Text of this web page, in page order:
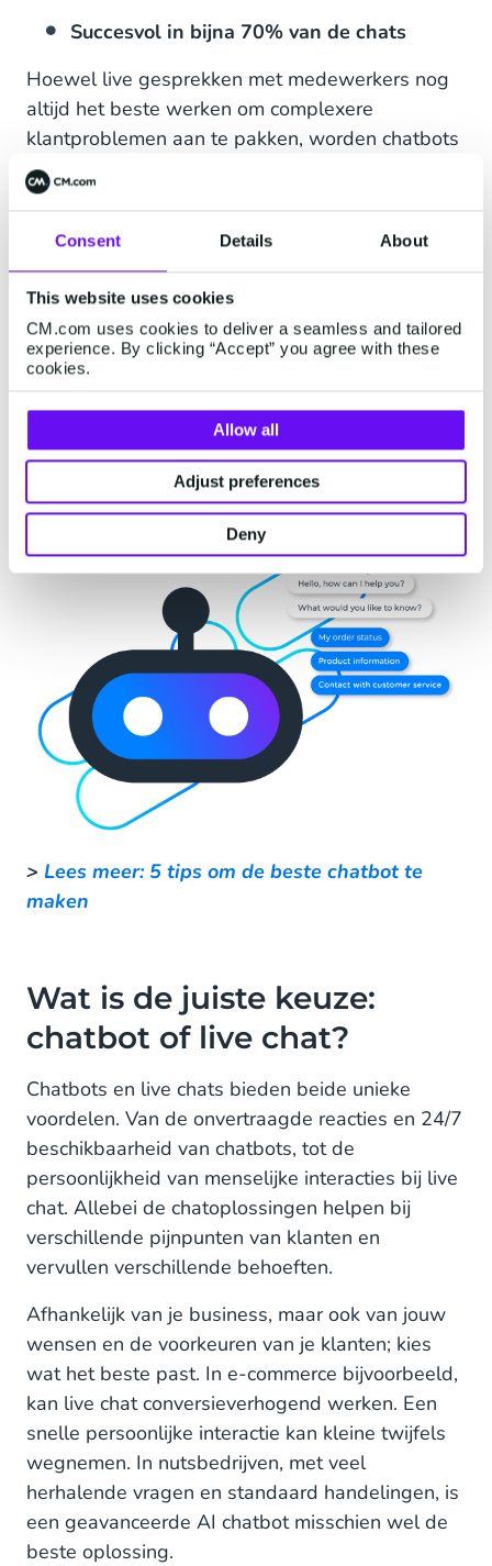
Consent Details About
This website uses cookies
CM.com uses cookies to deliver a seamless and tailored
experience. By clicking “Accept” you agree with these
cookies.
Allow all
Adjust preferences
Deny
Succesvol in bijna 70% van de chats
Hoewel live gesprekken met medewerkers nog
altijd het beste werken om complexere
klantproblemen aan te pakken, worden chatbots
met het jaar geavanceerder.
dat chatbots gemiddeld 68,9% van de chats van
begin tot eind met succes kunnen afhandelen.
Allersnelste responstijden
90% van de klanten noemt een onmiddellijke
reactie van de klantenservice "belangrijk" of
"zeer belangrijk". Chatbots kunnen vrijwel direct
reacties leveren op vragen van klanten.
Bovendien kunnen chatbots 24/7 antwoorden,
zodat klanten altijd support krijgen wanneer ze
dat nodig hebben.
> Lees meer: 5 tips om de beste chatbot te
maken
Wat is de juiste keuze:
chatbot of live chat?
Chatbots en live chats bieden beide unieke
voordelen. Van de onvertraagde reacties en 24/7
beschikbaarheid van chatbots, tot de
persoonlijkheid van menselijke interacties bij live
chat. Allebei de chatoplossingen helpen bij
verschillende pijnpunten van klanten en
vervullen verschillende behoeften.
Afhankelijk van je business, maar ook van jouw
wensen en de voorkeuren van je klanten; kies
wat het beste past. In e-commerce bijvoorbeeld,
kan live chat conversieverhogend werken. Een
snelle persoonlijke interactie kan kleine twijfels
wegnemen. In nutsbedrijven, met veel
herhalende vragen en standaard handelingen, is
een geavanceerde AI chatbot misschien wel de
beste oplossing.